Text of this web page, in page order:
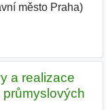
město Praha)|
a realizace